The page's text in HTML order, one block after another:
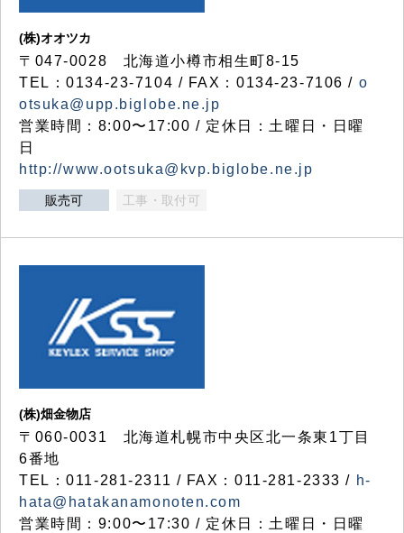
(株)オオツカ
〒047-0028 北海道小樽市相生町8-15
TEL：0134-23-7104 / FAX：0134-23-7106 / o
otsuka@upp.biglobe.ne.jp
営業時間：8:00〜17:00 / 定休日：土曜日・日曜
日
http://www.ootsuka@kvp.biglobe.ne.jp
販売可 工事・取付可
(株)畑金物店
〒060-0031 北海道札幌市中央区北一条東1丁目
6番地
TEL：011-281-2311 / FAX：011-281-2333 / h-
hata@hatakanamonoten.com
営業時間：9:00〜17:30 / 定休日：土曜日・日曜